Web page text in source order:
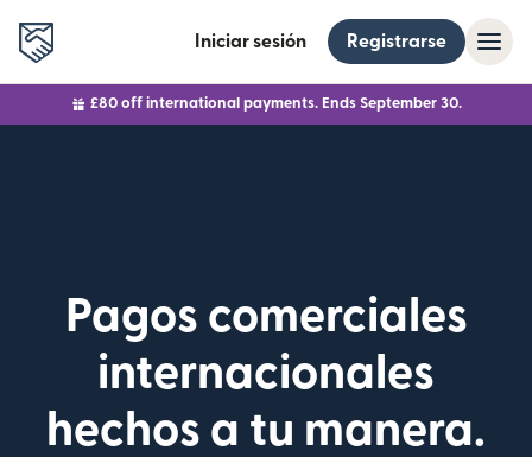
Iniciar sesión Registrarse
£80 off international payments. Ends September 30.
Pagos comerciales
internacionales
hechos a tu manera.